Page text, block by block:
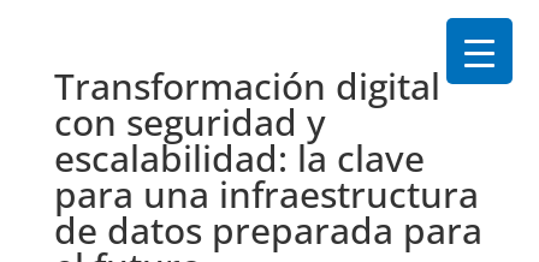
Transformación digital
con seguridad y
escalabilidad: la clave
para una infraestructura
de datos preparada para